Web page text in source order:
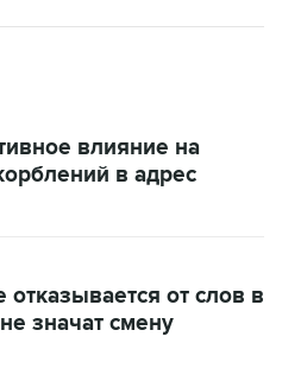
в адрес
значат смену